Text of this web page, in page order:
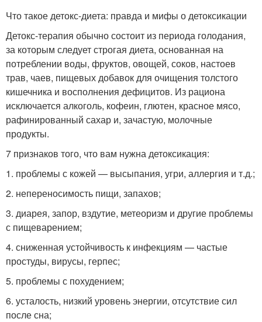
Что такое детокс-диета: правда и мифы о детоксикации
Детокс-терапия обычно состоит из периода голодания,
за которым следует строгая диета, основанная на
потреблении воды, фруктов, овощей, соков, настоев
трав, чаев, пищевых добавок для очищения толстого
кишечника и восполнения дефицитов. Из рациона
исключается алкоголь, кофеин, глютен, красное мясо,
рафинированный сахар и, зачастую, молочные
продукты.
7 признаков того, что вам нужна детоксикация:
1. проблемы с кожей — высыпания, угри, аллергия и т.д.;
2. непереносимость пищи, запахов;
3. диарея, запор, вздутие, метеоризм и другие проблемы
с пищеварением;
4. сниженная устойчивость к инфекциям — частые
простуды, вирусы, герпес;
5. проблемы с похудением;
6. усталость, низкий уровень энергии, отсутствие сил
после сна;